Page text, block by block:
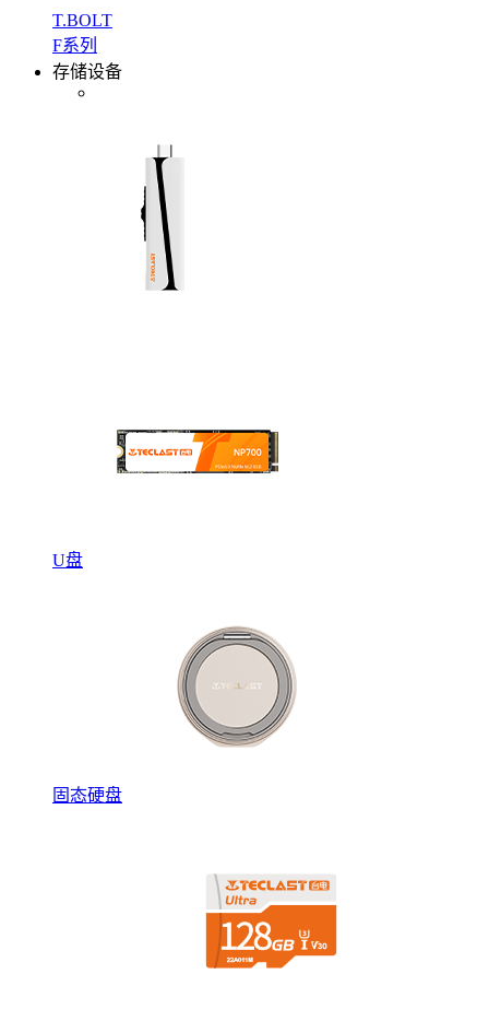
T.BOLT
F系列
存储设备
U盘
固态硬盘